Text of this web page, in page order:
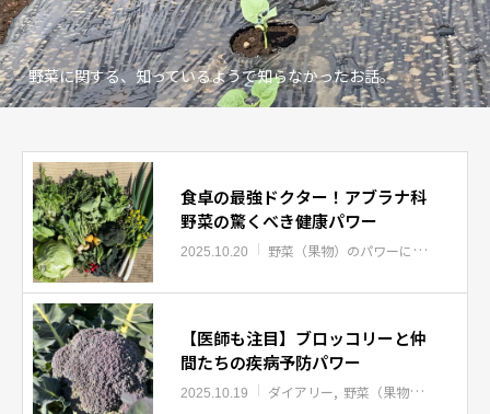
野菜に関する、知っているようで知らなかったお話。
食卓の最強ドクター！アブラナ科
野菜の驚くべき健康パワー
2025.10.20 野菜（果物）のパワーについて
【医師も注目】ブロッコリーと仲
間たちの疾病予防パワー
2025.10.19 ダイアリー 野菜（果物）のパワーについて